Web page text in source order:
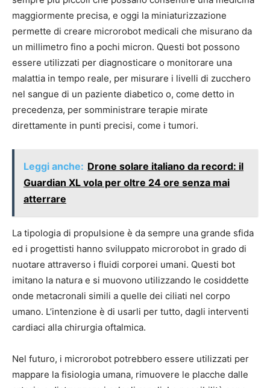
maggiormente precisa, e oggi la miniaturizzazione
permette di creare microrobot medicali che misurano da
un millimetro fino a pochi micron. Questi bot possono
essere utilizzati per diagnosticare o monitorare una
malattia in tempo reale, per misurare i livelli di zucchero
nel sangue di un paziente diabetico o, come detto in
precedenza, per somministrare terapie mirate
direttamente in punti precisi, come i tumori.
Leggi anche: Drone solare italiano da record: il
Guardian XL vola per oltre 24 ore senza mai
atterrare
La tipologia di propulsione è da sempre una grande sfida
ed i progettisti hanno sviluppato microrobot in grado di
nuotare attraverso i fluidi corporei umani. Questi bot
imitano la natura e si muovono utilizzando le cosiddette
onde metacronali simili a quelle dei ciliati nel corpo
umano. L’intenzione è di usarli per tutto, dagli interventi
cardiaci alla chirurgia oftalmica.
Nel futuro, i microrobot potrebbero essere utilizzati per
mappare la fisiologia umana, rimuovere le placche dalle